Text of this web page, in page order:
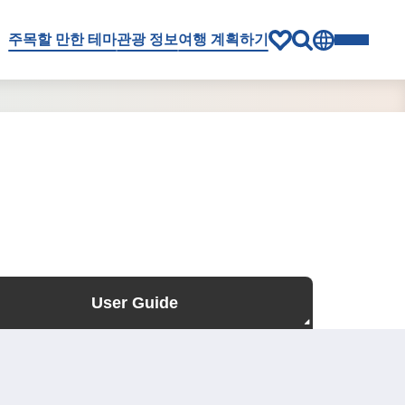
주목할 만한 테마관광 정보여행 계획하기
User Guide